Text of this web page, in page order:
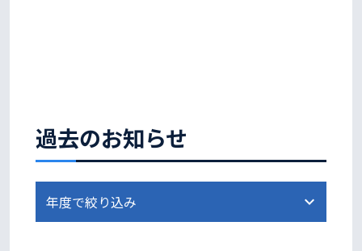
過去のお知らせ